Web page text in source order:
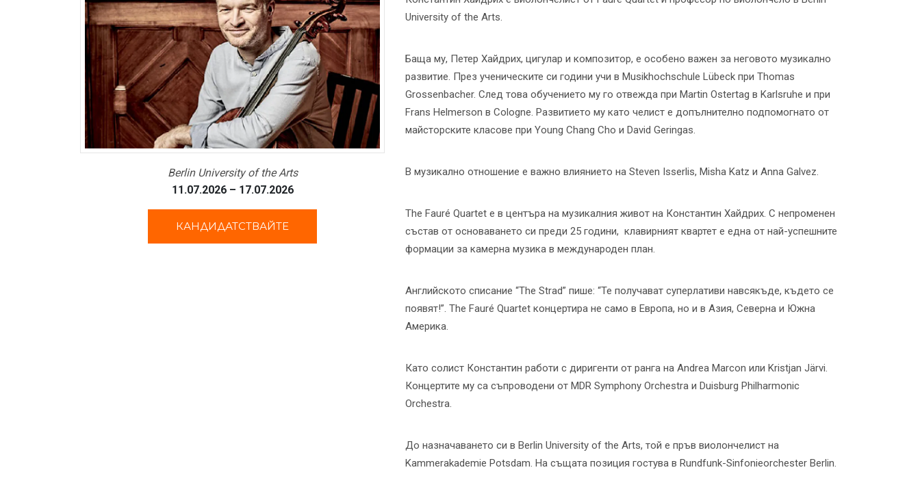
Berlin University of the Arts
11.07.2026 – 17.07.2026
КАНДИДАТСТВАЙТЕ
University of the Arts.
Баща му, Петер Хайдрих, цигулар и композитор, е особено важен за неговото музикално
развитие. През ученическите си години учи в Musikhochschule Lübeck при Thomas
Grossenbacher. След това обучението му го отвежда при Martin Ostertag в Karlsruhe и при
Frans Helmerson в Cologne. Развитието му като челист е допълнително подпомогнато от
майсторските класове при Young Chang Cho и David Geringas.
В музикално отношение е важно влиянието на Steven Isserlis, Misha Katz и Anna Galvez.
The Fauré Quartet е в центъра на музикалния живот на Константин Хайдрих. С непроменен
състав от основаването си преди 25 години, клавирният квартет е една от най-успешните
формации за камерна музика в международен план.
Английското списание “The Strad” пише: “Те получават суперлативи навсякъде, където се
появят!”. The Fauré Quartet концертира не само в Европа, но и в Азия, Северна и Южна
Америка.
Като солист Константин работи с диригенти от ранга на Andrea Marcon или Kristjan Järvi.
Концертите му са съпроводени от MDR Symphony Orchestra и Duisburg Philharmonic
Orchestra.
До назначаването си в Berlin University of the Arts, той e пръв виолончелист на
Kammerakademie Potsdam. На същата позиция гостува в Rundfunk-Sinfonieorchester Berlin.